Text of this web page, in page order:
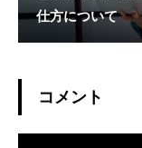
仕方について
コメント